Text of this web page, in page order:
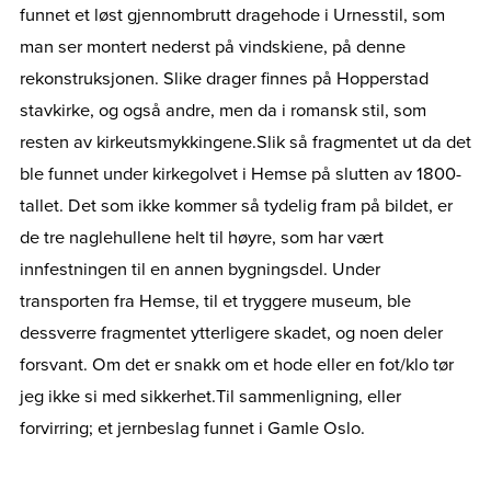
funnet et løst gjennombrutt dragehode i Urnesstil, som
man ser montert nederst på vindskiene, på denne
rekonstruksjonen. Slike drager finnes på Hopperstad
stavkirke, og også andre, men da i romansk stil, som
resten av kirkeutsmykkingene.Slik så fragmentet ut da det
ble funnet under kirkegolvet i Hemse på slutten av 1800-
tallet. Det som ikke kommer så tydelig fram på bildet, er
de tre naglehullene helt til høyre, som har vært
innfestningen til en annen bygningsdel. Under
transporten fra Hemse, til et tryggere museum, ble
dessverre fragmentet ytterligere skadet, og noen deler
forsvant. Om det er snakk om et hode eller en fot/klo tør
jeg ikke si med sikkerhet.Til sammenligning, eller
forvirring; et jernbeslag funnet i Gamle Oslo.